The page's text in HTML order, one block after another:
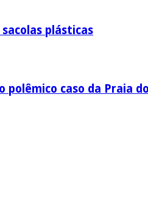
plásticas
caso da Praia